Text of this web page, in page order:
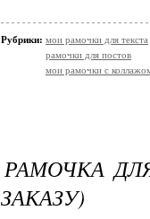
Рубрики: мои рамочки для текста
рамочки для постов
мои рамочки с
РАМОЧКА
ЗАКАЗУ)